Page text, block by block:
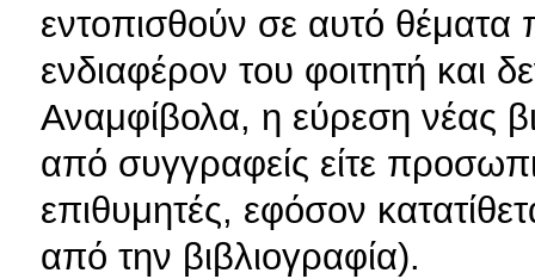
εντοπισθούν σε αυτό
ενδιαφέρον του φοιτητή και
Αναμφίβολα, η εύρεση νέας
από συγγραφείς είτε
επιθυμητές, εφόσον
από την βιβλιογραφία).